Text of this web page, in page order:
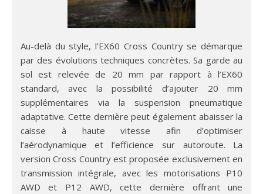
Au-delà du style, l’EX60 Cross Country se démarque
par des évolutions techniques concrètes. Sa garde au
sol est relevée de 20 mm par rapport à l’EX60
standard, avec la possibilité d’ajouter 20 mm
supplémentaires via la suspension pneumatique
adaptative. Cette dernière peut également abaisser la
caisse à haute vitesse afin d’optimiser
l’aérodynamique et l’efficience sur autoroute. La
version Cross Country est proposée exclusivement en
transmission intégrale, avec les motorisations P10
AWD et P12 AWD, cette dernière offrant une